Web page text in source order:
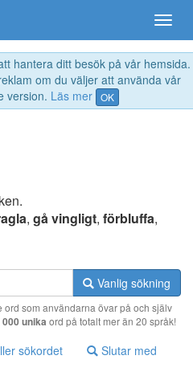
hantera ditt besök på vår hemsida.
om du väljer att använda vår
version. Läs mer OK
, gå vingligt, förbluffa,
Vanlig sökning
ord som användarna övar på och själv
unika ord på totalt mer än 20 språk!
sökordet Slutar med